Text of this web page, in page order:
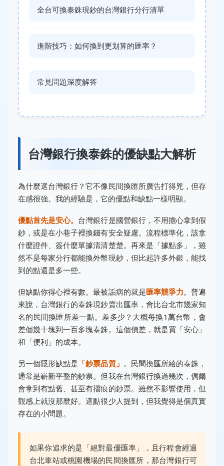
全台可換泰銖現鈔的台灣銀行分行清單
進階技巧：如何換到更划算的匯率？
常見問題深度解答
台灣銀行換泰銖的優缺點大解析
為什麼選台灣銀行？它不像民間換匯所廣告打得兇，但存
在感很強。我的經驗是，它的優點和缺點一樣明顯。
優點首先是安心。 台灣銀行是國營銀行，不用擔心拿到假
鈔，或是在小巷子裡換錢有安全疑慮。流程標準化，該拿
什麼證件、簽什麼單據清清楚楚。再來是「據點多」，雖
然不是每家分行都能換外幣現鈔，但比起許多外銀，能找
到的點還是多一些。
但缺點你得心裡有數。最被詬病的就是匯率競爭力。普遍
來說，台灣銀行的泰銖現鈔賣出匯率，會比台北市幾家知
名的民間換匯所差一點。差多少？大概每換1萬台幣，會
差個幾十塊到一百多塊泰銖。這個價差，就是買「安心」
和「便利」的成本。
另一個隱形缺點是 「鈔票品質」 。民間換匯所給的泰銖，
通常是嶄新平整的鈔票。但我在台灣銀行換過幾次，偶爾
會拿到有點舊、甚至有摺痕的鈔票。雖然不影響使用，但
觀感上就沒那麼好。這點很少人提到，但我覺得是個真實
存在的小問題。
如果你追求的是「絕對最優匯率」，且行程會經過
台北車站或桃園機場的民間換匯所，那台灣銀行可